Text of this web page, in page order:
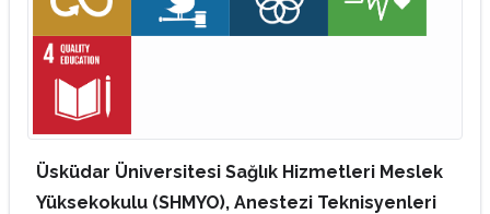
Üsküdar Üniversitesi Sağlık Hizmetleri Meslek
Yüksekokulu (SHMYO), Anestezi Teknisyenleri